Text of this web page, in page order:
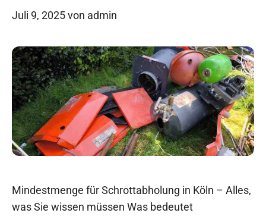
Juli 9, 2025von admin
Mindestmenge für Schrottabholung in Köln – Alles,
was Sie wissen müssen Was bedeutet